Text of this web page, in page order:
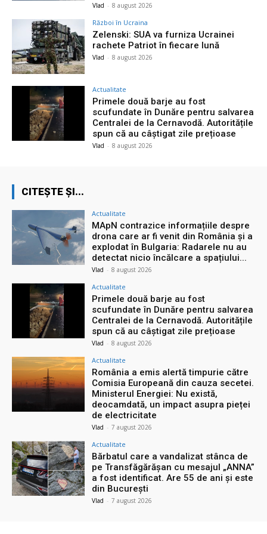
Vlad - 8 august 2026
Război în Ucraina
Zelenski: SUA va furniza Ucrainei
rachete Patriot în fiecare lună
Vlad - 8 august 2026
Actualitate
Primele două barje au fost
scufundate în Dunăre pentru salvarea
Centralei de la Cernavodă. Autoritățile
spun că au câștigat zile prețioase
Vlad - 8 august 2026
CITEȘTE ȘI...
Actualitate
MApN contrazice informațiile despre
drona care ar fi venit din România și a
explodat în Bulgaria: Radarele nu au
detectat nicio încălcare a spațiului...
Vlad - 8 august 2026
Actualitate
Primele două barje au fost
scufundate în Dunăre pentru salvarea
Centralei de la Cernavodă. Autoritățile
spun că au câștigat zile prețioase
Vlad - 8 august 2026
Actualitate
România a emis alertă timpurie către
Comisia Europeană din cauza secetei.
Ministerul Energiei: Nu există,
deocamdată, un impact asupra pieței
de electricitate
Vlad - 7 august 2026
Actualitate
Bărbatul care a vandalizat stânca de
pe Transfăgărășan cu mesajul „ANNA”
a fost identificat. Are 55 de ani și este
din București
Vlad - 7 august 2026